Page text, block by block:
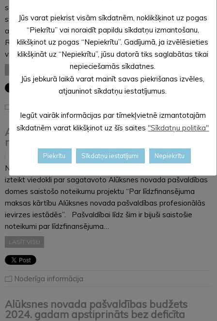
satraukums, asaras, sajūsma, atvieglojums – šīs emocijas
svētdien pārņēma ikvienu Latvijas biatlona fanu, redzot, kā
alūksnietis, valsts biatlona izlases līderis Andrejs
Rastorgujevs izcīna sudraba medaļu un Pasaules
vicečempiona titulu! Pirmdienas pēcusdienā tikpat priecīgi…
Aicina izteikt viedokli par saistošajiem
noteikumiem
19.02.2024
No 19. februāra līdz 04. martam ikviens interesents var
izteikt viedokli par sagatavoto Alūksnes novada pašvaldības
domes saistošo noteikumu projektu “Par līdzfinansējuma
maksas kārtību Alūksnes novada pašvaldības profesionālās
ievirzes iestādēs”. Pašvaldībai līdz šim ir bijuši saistošie
noteikumi par līdzfinansējuma…
LASĪT VISU
Noderīga informācija
Alūksnes novada pašvaldības budžets
2024. gadam apstiprināts bez deficīta
Jūs varat piekrist visām sīkdatnēm, noklikšķinot uz pogas
“Piekrītu” vai noraidīt papildu sīkdatņu izmantošanu,
klikšķinot uz pogas “Nepiekrītu”. Gadījumā, ja izvēlēsieties
klikšķināt uz “Nepiekrītu”, jūsu datorā tiks saglabātas tikai
nepieciešamās sīkdatnes.
Jūs jebkurā laikā varat mainīt savas piekrišanas izvēles,
atjauninot sīkdatņu iestatījumus.
Iegūt vairāk informācijas par tīmekļvietnē izmantotajām
sīkdatnēm varat klikšķinot uz šīs saites "Sīkdatņu politika"
Piekrītu Sīkdatņu iestatījumi Nepiekrītu